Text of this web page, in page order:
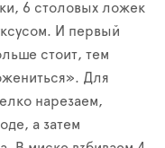
6 столовых ложек
И первый
стоит, тем
Для
нарезаем,
а затем